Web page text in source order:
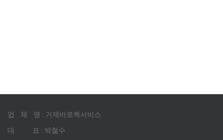
업 체 명 : 거제바로퀵서비스
대 표 : 박철수